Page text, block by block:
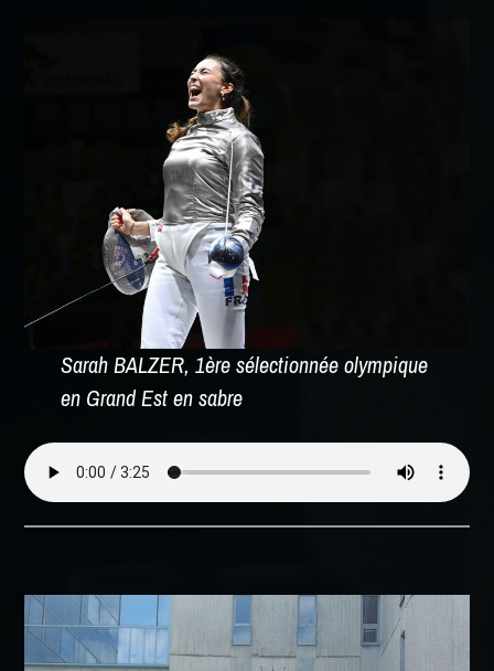
Sarah BALZER, 1ère sélectionnée olympique
en Grand Est en sabre